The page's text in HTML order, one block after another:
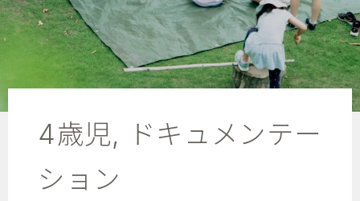
4歳児, ドキュメンテー
ション